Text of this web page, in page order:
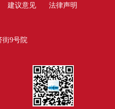
建议意见 法律声明
街9号院